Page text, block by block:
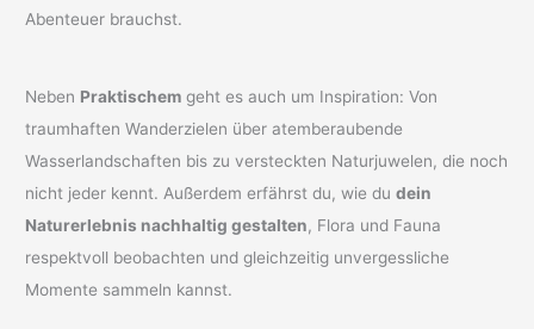
Abenteuer brauchst.
Neben Praktischem geht es auch um Inspiration: Von
traumhaften Wanderzielen über atemberaubende
Wasserlandschaften bis zu versteckten Naturjuwelen, die noch
nicht jeder kennt. Außerdem erfährst du, wie dudein
Naturerlebnis nachhaltig gestalten, Flora und Fauna
respektvoll beobachten und gleichzeitig unvergessliche
Momente sammeln kannst.